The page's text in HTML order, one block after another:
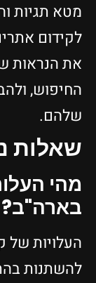
מטא תגיות
לקידום
את הנראות
החיפוש,
שלהם.
שאלות
בארה"ב?
העלויות של
להשתנות